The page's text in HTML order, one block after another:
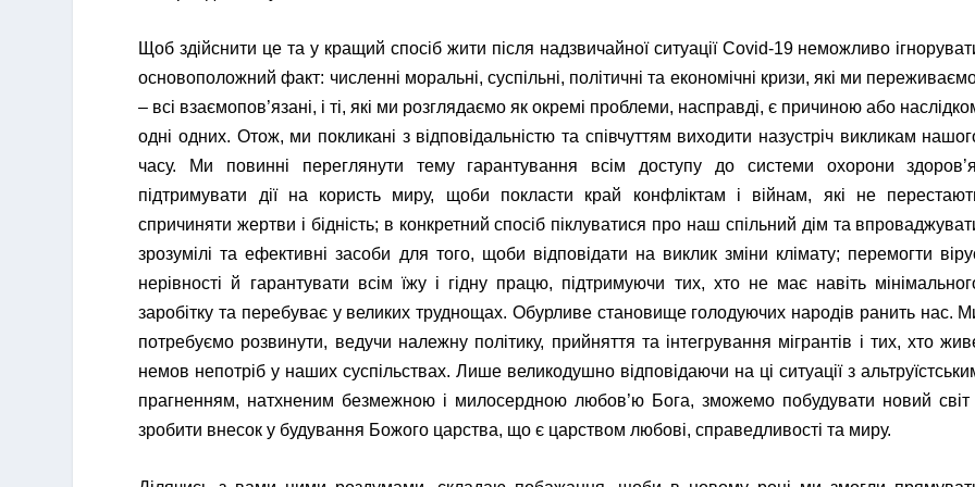
Щоб здійснити це та у кращий спосіб жити після надзвичайної ситуації Covid-19 неможливо
основоположний факт: численні моральні, суспільні, політичні та економічні кризи, які ми
– всі взаємопов’язані, і ті, які ми розглядаємо як окремі проблеми, насправді, є причиною або
одні одних. Отож, ми покликані з відповідальністю та співчуттям виходити назустріч викликам
часу. Ми повинні переглянути тему гарантування всім доступу до системи охорони
підтримувати дії на користь миру, щоби покласти край конфліктам і війнам, які не
спричиняти жертви і бідність; в конкретний спосіб піклуватися про наш спільний дім та
зрозумілі та ефективні засоби для того, щоби відповідати на виклик зміни клімату; перемогти
нерівності й гарантувати всім їжу і гідну працю, підтримуючи тих, хто не має навіть
заробітку та перебуває у великих труднощах. Обурливе становище голодуючих народів ранить нас.
потребуємо розвинути, ведучи належну політику, прийняття та інтегрування мігрантів і тих, хто
немов непотріб у наших суспільствах. Лише великодушно відповідаючи на ці ситуації з
прагненням, натхненим безмежною і милосердною любов’ю Бога, зможемо побудувати новий світ
зробити внесок у будування Божого царства, що є царством любові, справедливості та миру.